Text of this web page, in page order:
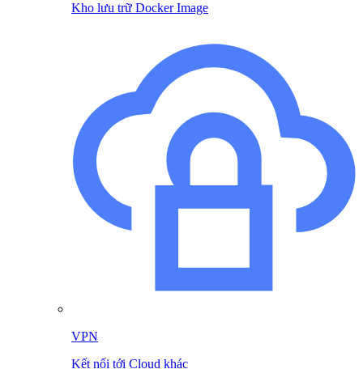
Kho lưu trữ Docker Image
VPN
Kết nối tới Cloud khác